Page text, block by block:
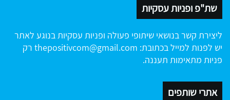
שת"פ ופניות עסקיות
ליצירת קשר בנושאי שיתופי פעולה ופניות עסקיות בנוגע לאתר
יש לפנות למייל בכתובת: thepositivcom@gmail.com רק
פניות מתאימות תעננה.
אתרי שותפים